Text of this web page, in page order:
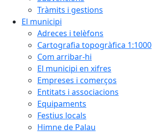
Tràmits i gestions
El municipi
Adreces i telèfons
Cartografia topogràfica 1:1000
Com arribar-hi
El municipi en xifres
Empreses i comerços
Entitats i associacions
Equipaments
Festius locals
Himne de Palau